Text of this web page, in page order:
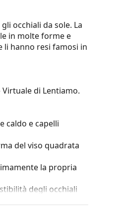
occhiali da sole. La
in molte forme e
li hanno resi famosi in
di Lentiamo.
caldo e capelli
del viso quadrata
la propria
degli occhiali